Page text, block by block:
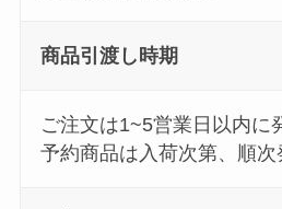
商品引渡し時期
ご注文は1~5営業日以内に
予約商品は入荷次第、順次